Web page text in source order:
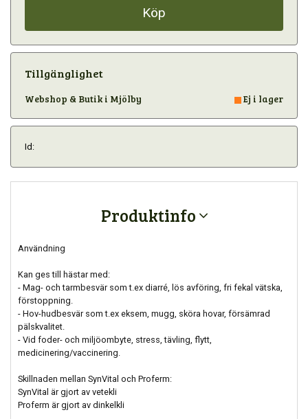
Köp
Tillgänglighet
Webshop & Butik i Mjölby Ej i lager
Id:
Produktinfo
Användning
Kan ges till hästar med:
- Mag- och tarmbesvär som t.ex diarré, lös avföring, fri fekal vätska,
förstoppning.
- Hov-hudbesvär som t.ex eksem, mugg, sköra hovar, försämrad
pälskvalitet.
- Vid foder- och miljöombyte, stress, tävling, flytt,
medicinering/vaccinering.
Skillnaden mellan SynVital och Proferm:
SynVital är gjort av vetekli
Proferm är gjort av dinkelkli